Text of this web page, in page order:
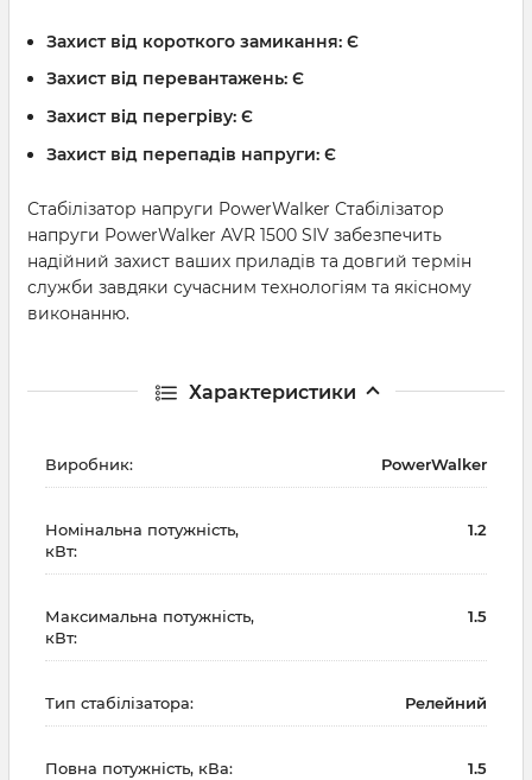
Захист від короткого замикання: Є
Захист від перевантажень: Є
Захист від перегріву: Є
Захист від перепадів напруги: Є
Стабілізатор напруги PowerWalker Стабілізатор
напруги PowerWalker AVR 1500 SIV забезпечить
надійний захист ваших приладів та довгий термін
служби завдяки сучасним технологіям та якісному
виконанню.
Характеристики
Виробник: PowerWalker
Номінальна потужність,
кВт:
1.2
Максимальна потужність,
кВт:
1.5
Тип стабілізатора: Релейний
Повна потужність, кВа: 1.5